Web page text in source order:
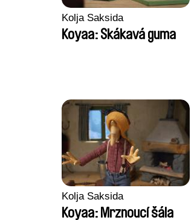
Kolja Saksida
Koyaa: Skákavá guma
Kolja Saksida
Koyaa: Mrznoucí šála